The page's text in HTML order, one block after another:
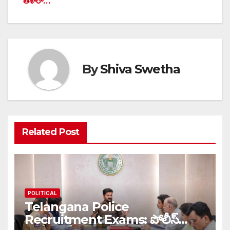
ByShiva Swetha
Related Post
POLITICAL
Telangana Police
Recruitment Exams: పోలీస్